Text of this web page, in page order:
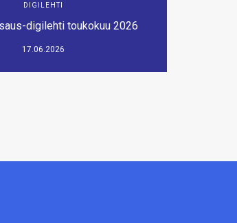
DIGILEHTI
digilehti toukokuu 2026
17.06.2026